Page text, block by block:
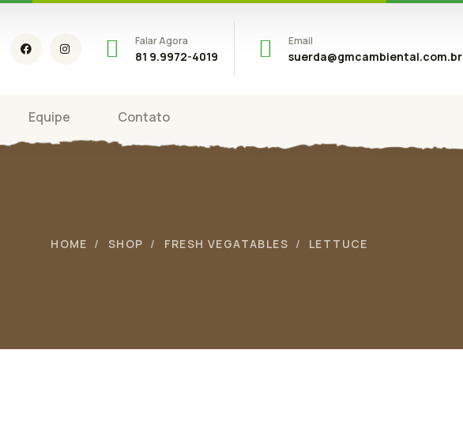
Falar Agora
81 9.9972-4019
Email
suerda@gmcambiental.com.br
Equipe Contato
HOME SHOP FRESH VEGATABLES LETTUCE